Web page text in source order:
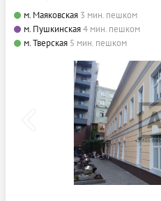
м. Маяковская 3 мин. пешком
м. Пушкинская4 мин. пешком
м. Тверская 5 мин. пешком